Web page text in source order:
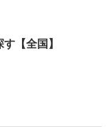
【全国】